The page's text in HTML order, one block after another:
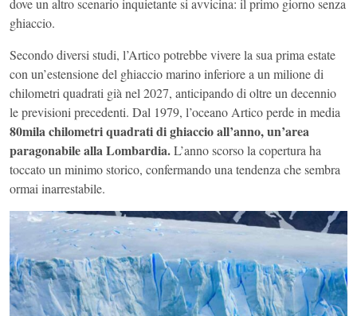
dove un altro scenario inquietante si avvicina: il primo giorno senza
ghiaccio.
Secondo diversi studi, l’Artico potrebbe vivere la sua prima estate
con un’estensione del ghiaccio marino inferiore a un milione di
chilometri quadrati già nel 2027, anticipando di oltre un decennio
le previsioni precedenti. Dal 1979, l’oceano Artico perde in media
80mila chilometri quadrati di ghiaccio all’anno, un’area
paragonabile alla Lombardia.L’anno scorso la copertura ha
toccato un minimo storico, confermando una tendenza che sembra
ormai inarrestabile.